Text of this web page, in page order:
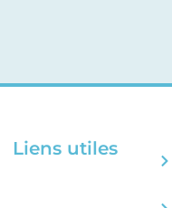
Liens utiles